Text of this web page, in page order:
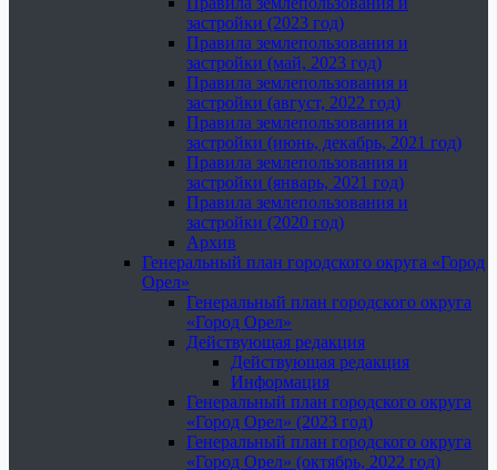
застройки (2023 год)
Правила землепользования и
застройки (май, 2023 год)
Правила землепользования и
застройки (август, 2022 год)
Правила землепользования и
застройки (июнь, декабрь, 2021 год)
Правила землепользования и
застройки (январь, 2021 год)
Правила землепользования и
застройки (2020 год)
Архив
Генеральный план городского округа «Город
Орел»
Генеральный план городского округа
«Город Орел»
Действующая редакция
Действующая редакция
Информация
Генеральный план городского округа
«Город Орел» (2023 год)
Генеральный план городского округа
«Город Орел» (октябрь, 2022 год)